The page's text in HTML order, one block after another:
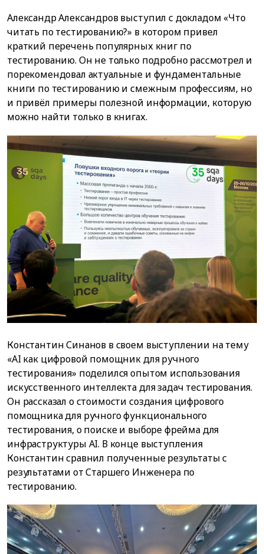
Александр Александров выступил с докладом «Что
читать по тестированию?» в котором привел
краткий перечень популярных книг по
тестированию. Он не только подробно рассмотрел и
порекомендовал актуальные и фундаментальные
книги по тестированию и смежным профессиям, но
и привёл примеры полезной информации, которую
можно найти только в книгах.
Константин Синанов в своем выступлении на тему
«AI как цифровой помощник для ручного
тестирования» поделился опытом использования
искусственного интеллекта для задач тестирования.
Он рассказал о стоимости создания цифрового
помощника для ручного функционального
тестирования, о поиске и выборе фрейма для
инфраструктуры AI. В конце выступления
Константин сравнил полученные результаты с
результатами от Старшего Инженера по
тестированию.